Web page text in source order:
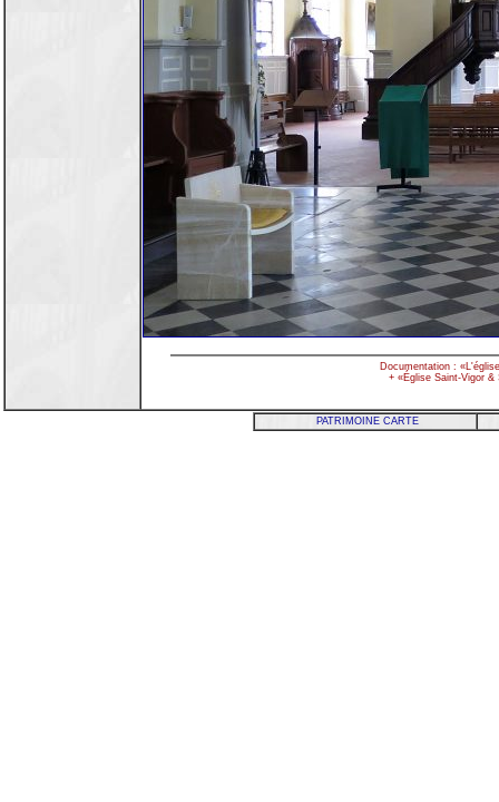
Documentation :
+ «Église Saint-Vigor
PATRIMOINE CARTE